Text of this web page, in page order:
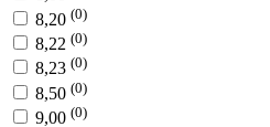
8,20 (0)
8,22 (0)
8,23 (0)
8,50 (0)
9,00 (0)